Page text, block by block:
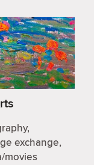
exchange,
movies